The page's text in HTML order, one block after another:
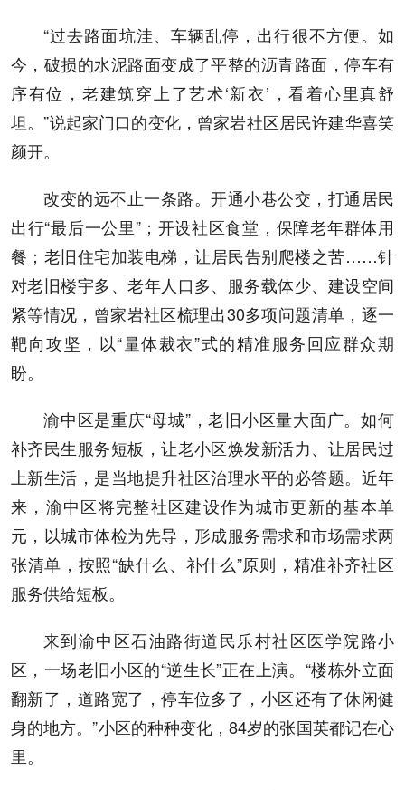
“过去路面坑洼、车辆乱停，出行很不方便。如
今，破损的水泥路面变成了平整的沥青路面，停车有
序有位，老建筑穿上了艺术‘新衣’，看着心里真舒
坦。”说起家门口的变化，曾家岩社区居民许建华喜笑
颜开。
改变的远不止一条路。开通小巷公交，打通居民
出行“最后一公里”；开设社区食堂，保障老年群体用
餐；老旧住宅加装电梯，让居民告别爬楼之苦……针
对老旧楼宇多、老年人口多、服务载体少、建设空间
紧等情况，曾家岩社区梳理出30多项问题清单，逐一
靶向攻坚，以“量体裁衣”式的精准服务回应群众期
盼。
渝中区是重庆“母城”，老旧小区量大面广。如何
补齐民生服务短板，让老小区焕发新活力、让居民过
上新生活，是当地提升社区治理水平的必答题。近年
来，渝中区将完整社区建设作为城市更新的基本单
元，以城市体检为先导，形成服务需求和市场需求两
张清单，按照“缺什么、补什么”原则，精准补齐社区
服务供给短板。
来到渝中区石油路街道民乐村社区医学院路小
区，一场老旧小区的“逆生长”正在上演。“楼栋外立面
翻新了，道路宽了，停车位多了，小区还有了休闲健
身的地方。”小区的种种变化，84岁的张国英都记在心
里。